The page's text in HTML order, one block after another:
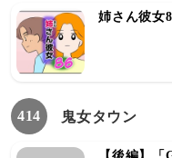
姉さん彼女
414 鬼女タウン